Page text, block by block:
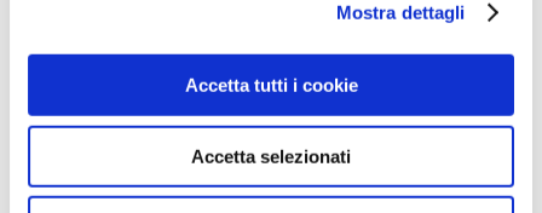
Mostra dettagli
Accetta tutti i cookie
Accetta selezionati
Luglio 2021
Aprile 2021
Febbraio 2021